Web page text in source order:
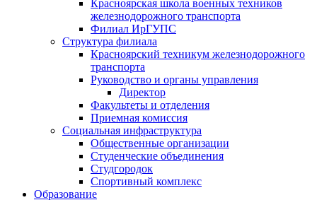
Красноярская школа военных техников
железнодорожного транспорта
Филиал ИрГУПС
Структура филиала
Красноярский техникум железнодорожного
транспорта
Руководство и органы управления
Директор
Факультеты и отделения
Приемная комиссия
Социальная инфраструктура
Общественные организации
Студенческие объединения
Студгородок
Спортивный комплекс
Образование